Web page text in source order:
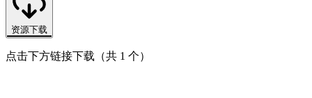
资源下载
点击下方链接下载（共 1 个）